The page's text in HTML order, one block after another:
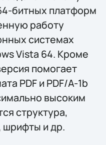
битных платформ
работу
системах
Vista 64. Кроме
помогает
PDF и PDF/A-1b
высоким
структура,
шрифты и др.